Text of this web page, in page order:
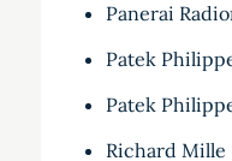
Panerai
Patek
Patek
Richard Mille